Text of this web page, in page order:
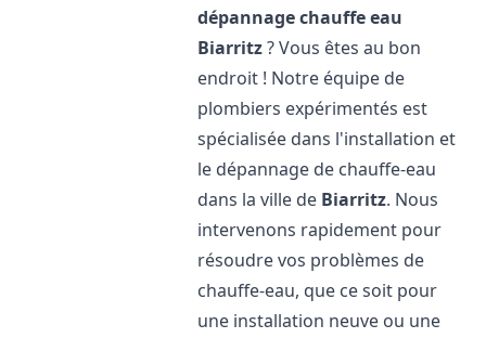
dépannage chauffe eau
Biarritz? Vous êtes au bon
endroit ! Notre équipe de
plombiers expérimentés est
spécialisée dans l'installation et
le dépannage de chauffe-eau
dans la ville de Biarritz. Nous
intervenons rapidement pour
résoudre vos problèmes de
chauffe-eau, que ce soit pour
une installation neuve ou une